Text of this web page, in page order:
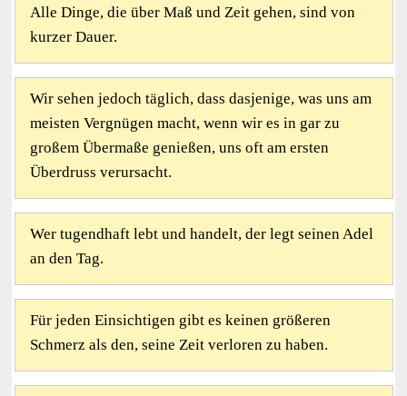
Alle Dinge, die über Maß und Zeit gehen, sind von
kurzer Dauer.
Wir sehen jedoch täglich, dass dasjenige, was uns am
meisten Vergnügen macht, wenn wir es in gar zu
großem Übermaße genießen, uns oft am ersten
Überdruss verursacht.
Wer tugendhaft lebt und handelt, der legt seinen Adel
an den Tag.
Für jeden Einsichtigen gibt es keinen größeren
Schmerz als den, seine Zeit verloren zu haben.